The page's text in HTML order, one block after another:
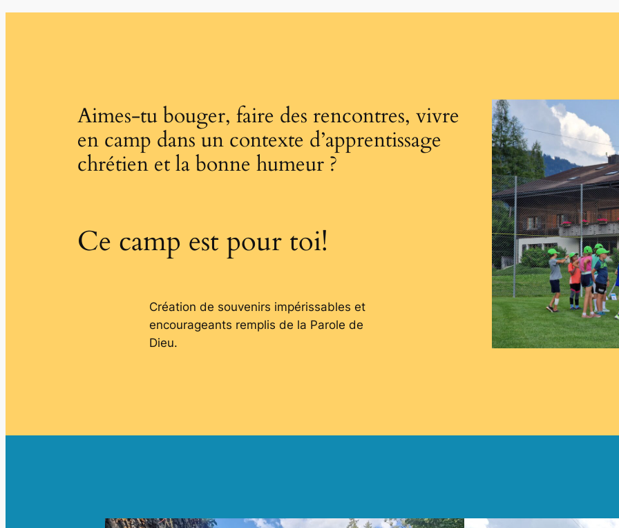
Aimes-tu bouger, faire des rencontres, vivre
en camp dans un contexte d’apprentissage
chrétien et la bonne humeur ?
Ce camp est pour toi!
Création de souvenirs impérissables et
encourageants remplis de la Parole de
Dieu.